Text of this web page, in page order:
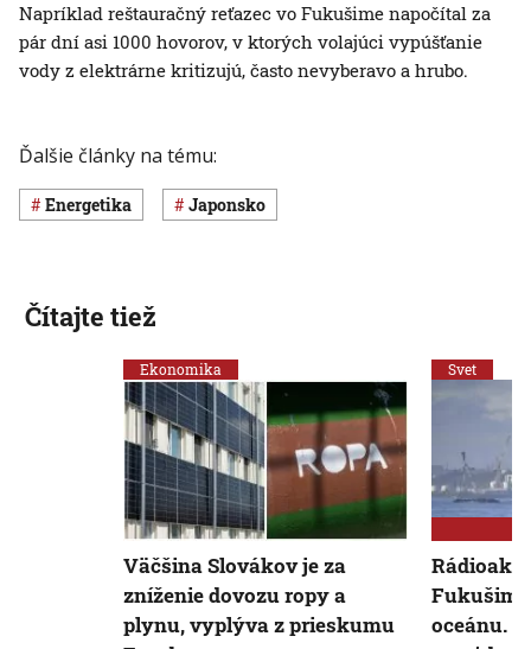
Napríklad reštauračný reťazec vo Fukušime napočítal za
pár dní asi 1000 hovorov, v ktorých volajúci vypúšťanie
vody z elektrárne kritizujú, často nevyberavo a hrubo.
Ďalšie články na tému:
Energetika Japonsko
Čítajte tiež
Ekonomika
Väčšina Slovákov je za
zníženie dovozu ropy a
plynu, vyplýva z prieskumu
Svet
oceánu.